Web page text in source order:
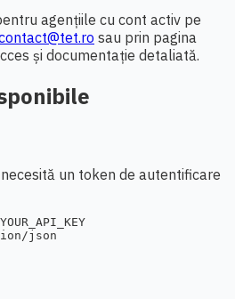
agențiile cu cont activ pe
sau prin pagina
și documentație detaliată.
un token de autentificare
json